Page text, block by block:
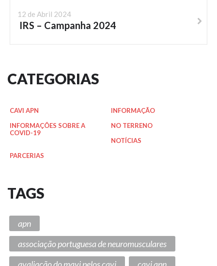
12 de Abril 2024
IRS – Campanha 2024
CATEGORIAS
CAVI APN
INFORMAÇÃO
INFORMAÇÕES SOBRE A
COVID-19
NO TERRENO
NOTÍCIAS
PARCERIAS
TAGS
apn
associação portuguesa de neuromusculares
avaliação do mavi pelos cavi
cavi apn